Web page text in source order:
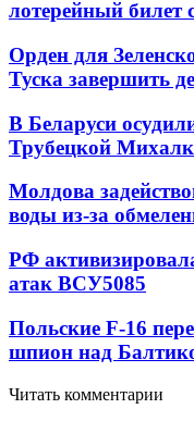
лотерейный
Орден для
Туска завершить
В Беларуси
Трубецкой
Молдова
воды из-за
РФ
атак ВСУ5085
Польские F-16
шпион над
Читать комментарии